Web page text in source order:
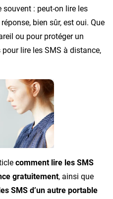
: peut-on lire les
bien sûr, est oui. Que
ou pour protéger un
lire les SMS à distance,
comment lire les SMS
gratuitement, ainsi que
SMS d’un autre portable